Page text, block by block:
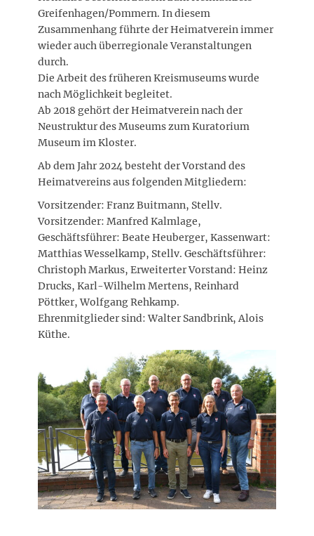
Greifenhagen/Pommern. In diesem
Zusammenhang führte der Heimatverein immer
wieder auch überregionale Veranstaltungen
durch.
Die Arbeit des früheren Kreismuseums wurde
nach Möglichkeit begleitet.
Ab 2018 gehört der Heimatverein nach der
Neustruktur des Museums zum Kuratorium
Museum im Kloster.
Ab dem Jahr 2024 besteht der Vorstand des
Heimatvereins aus folgenden Mitgliedern:
Vorsitzender: Franz Buitmann, Stellv.
Vorsitzender: Manfred Kalmlage,
Geschäftsführer: Beate Heuberger, Kassenwart:
Matthias Wesselkamp, Stellv. Geschäftsführer:
Christoph Markus, Erweiterter Vorstand: Heinz
Drucks, Karl-Wilhelm Mertens, Reinhard
Pöttker, Wolfgang Rehkamp.
Ehrenmitglieder sind: Walter Sandbrink, Alois
Küthe.